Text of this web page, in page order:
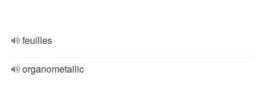
feuilles
organometallic